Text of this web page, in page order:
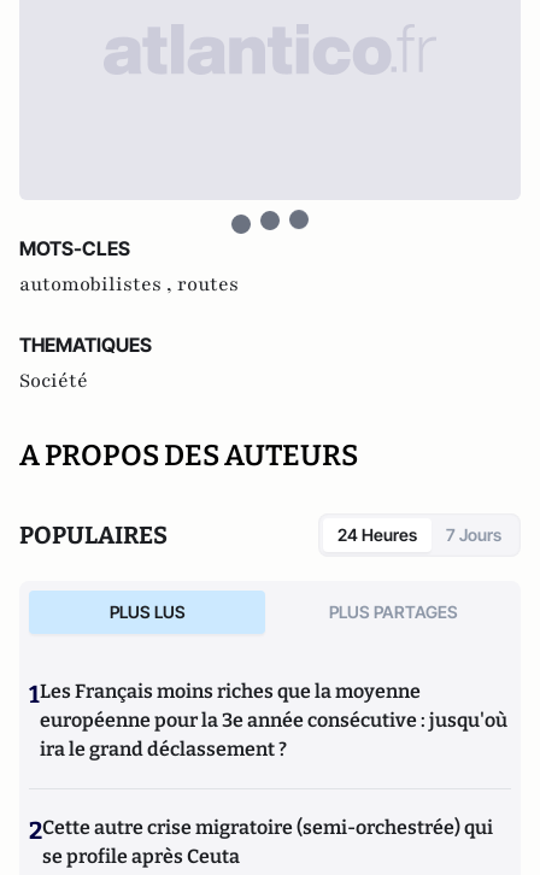
MOTS-CLES
automobilistes , routes
THEMATIQUES
Société
A PROPOS DES AUTEURS
POPULAIRES 24 Heures 7 Jours
PLUS LUS PLUS PARTAGES
1Les Français moins riches que la moyenne
européenne pour la 3e année consécutive : jusqu'où
ira le grand déclassement ?
2Cette autre crise migratoire (semi-orchestrée) qui
se profile après Ceuta